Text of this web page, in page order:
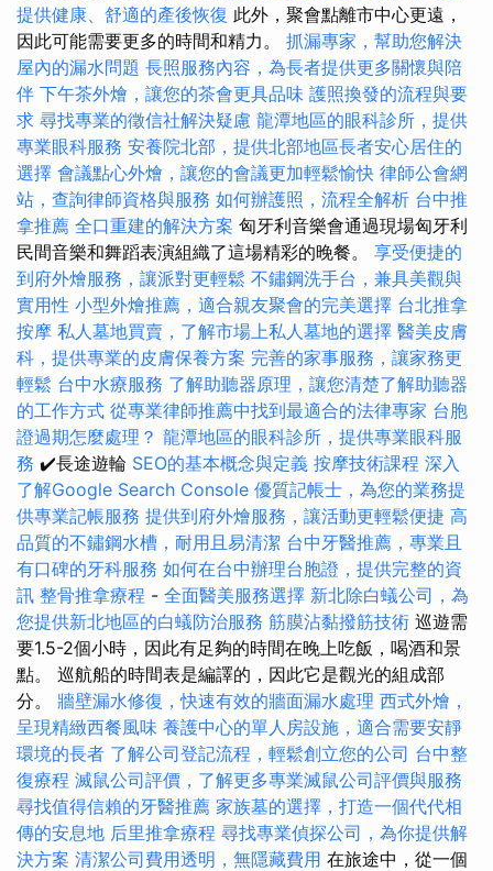
提供健康、舒適的產後恢復 此外，聚會點離市中心更遠，
因此可能需要更多的時間和精力。 抓漏專家，幫助您解決
屋內的漏水問題 長照服務內容，為長者提供更多關懷與陪
伴 下午茶外燴，讓您的茶會更具品味 護照換發的流程與要
求 尋找專業的徵信社解決疑慮 龍潭地區的眼科診所，提供
專業眼科服務 安養院北部，提供北部地區長者安心居住的
選擇 會議點心外燴，讓您的會議更加輕鬆愉快 律師公會網
站，查詢律師資格與服務 如何辦護照，流程全解析 台中推
拿推薦 全口重建的解決方案 匈牙利音樂會通過現場匈牙利
民間音樂和舞蹈表演組織了這場精彩的晚餐。 享受便捷的
到府外燴服務，讓派對更輕鬆 不鏽鋼洗手台，兼具美觀與
實用性 小型外燴推薦，適合親友聚會的完美選擇 台北推拿
按摩 私人墓地買賣，了解市場上私人墓地的選擇 醫美皮膚
科，提供專業的皮膚保養方案 完善的家事服務，讓家務更
輕鬆 台中水療服務 了解助聽器原理，讓您清楚了解助聽器
的工作方式 從專業律師推薦中找到最適合的法律專家 台胞
證過期怎麼處理？ 龍潭地區的眼科診所，提供專業眼科服
務 ✔️長途遊輪 SEO的基本概念與定義 按摩技術課程 深入
了解Google Search Console 優質記帳士，為您的業務提
供專業記帳服務 提供到府外燴服務，讓活動更輕鬆便捷 高
品質的不鏽鋼水槽，耐用且易清潔 台中牙醫推薦，專業且
有口碑的牙科服務 如何在台中辦理台胞證，提供完整的資
訊 整骨推拿療程 - 全面醫美服務選擇 新北除白蟻公司，為
您提供新北地區的白蟻防治服務 筋膜沾黏撥筋技術 巡遊需
要1.5-2個小時，因此有足夠的時間在晚上吃飯，喝酒和景
點。 巡航船的時間表是編譯的，因此它是觀光的組成部
分。 牆壁漏水修復，快速有效的牆面漏水處理 西式外燴，
呈現精緻西餐風味 養護中心的單人房設施，適合需要安靜
環境的長者 了解公司登記流程，輕鬆創立您的公司 台中整
復療程 滅鼠公司評價，了解更多專業滅鼠公司評價與服務
尋找值得信賴的牙醫推薦 家族墓的選擇，打造一個代代相
傳的安息地 后里推拿療程 尋找專業偵探公司，為你提供解
決方案 清潔公司費用透明，無隱藏費用 在旅途中，從一個